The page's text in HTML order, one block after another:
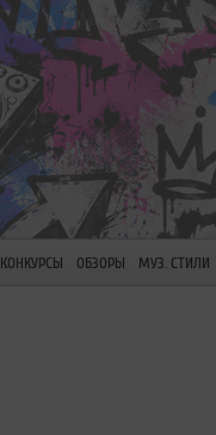
КОНКУРСЫ ОБЗОРЫ МУЗ. СТИЛИ